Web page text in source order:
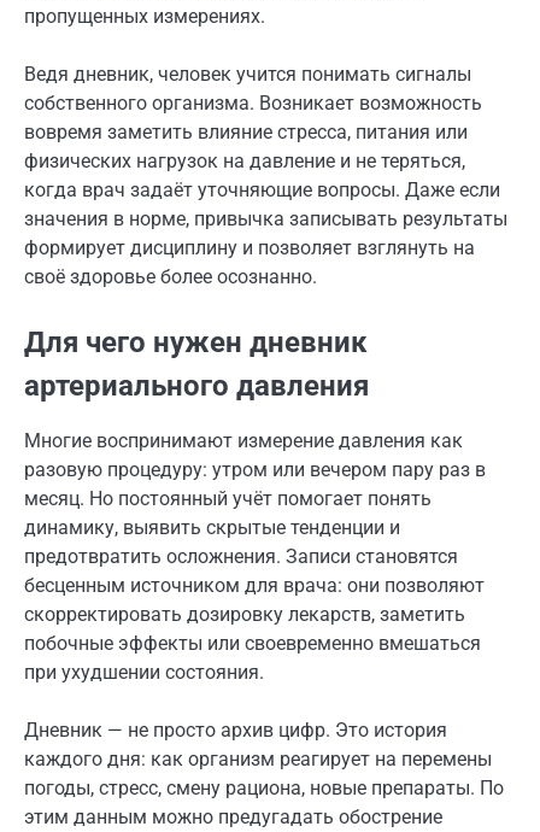
пропущенных измерениях.
Ведя дневник, человек учится понимать сигналы
собственного организма. Возникает возможность
вовремя заметить влияние стресса, питания или
физических нагрузок на давление и не теряться,
когда врач задаёт уточняющие вопросы. Даже если
значения в норме, привычка записывать результаты
формирует дисциплину и позволяет взглянуть на
своё здоровье более осознанно.
Для чего нужен дневник
артериального давления
Многие воспринимают измерение давления как
разовую процедуру: утром или вечером пару раз в
месяц. Но постоянный учёт помогает понять
динамику, выявить скрытые тенденции и
предотвратить осложнения. Записи становятся
бесценным источником для врача: они позволяют
скорректировать дозировку лекарств, заметить
побочные эффекты или своевременно вмешаться
при ухудшении состояния.
Дневник — не просто архив цифр. Это история
каждого дня: как организм реагирует на перемены
погоды, стресс, смену рациона, новые препараты. По
этим данным можно предугадать обострение